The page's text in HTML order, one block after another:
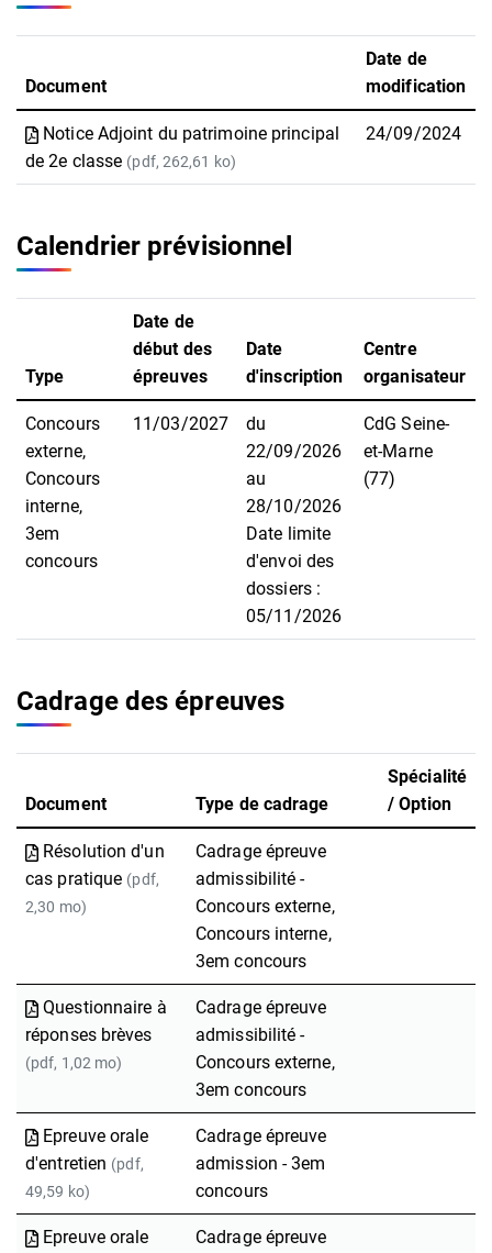
Document
Date de
modification
Notice Adjoint du patrimoine principal
de 2e classe (pdf, 262,61 ko)
24/09/2024
Calendrier prévisionnel
Type
Date de
début des
épreuves
Date
d'inscription
Centre
organisateur
Concours
externe,
Concours
interne,
3em
concours
11/03/2027
du
22/09/2026
au
28/10/2026
Date limite
d'envoi des
dossiers :
05/11/2026
CdG Seine-
et-Marne
(77)
Cadrage des épreuves
Document Type de cadrage
Spécialité
/ Option
Résolution d'un
cas pratique (pdf,
2,30 mo)
Cadrage épreuve
admissibilité -
Concours externe,
Concours interne,
3em concours
Questionnaire à
réponses brèves
(pdf, 1,02 mo)
Cadrage épreuve
admissibilité -
Concours externe,
3em concours
Epreuve orale
d'entretien (pdf,
49,59 ko)
Cadrage épreuve
admission - 3em
concours
Epreuve orale
Cadrage épreuve